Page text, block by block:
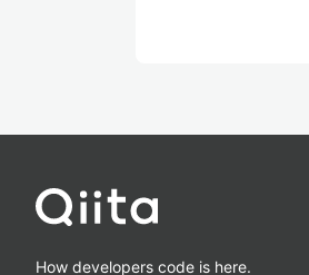
How developers code is here.